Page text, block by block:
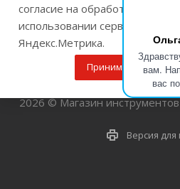
вам.
вас
г. Пермь, ул. Павла
2026 © Магазин
Версия для
согласие на обработку файлов
использовании сервисов веб-
Яндекс.Метрика.
Принимаю